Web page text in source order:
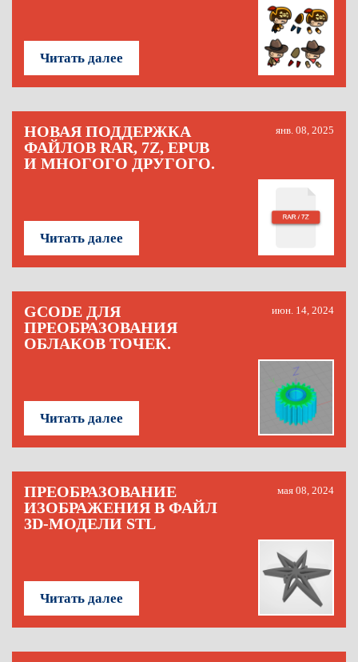
Читать далее
НОВАЯ ПОДДЕРЖКА
ФАЙЛОВ RAR, 7Z, EPUB
И МНОГОГО ДРУГОГО.
янв. 08, 2025
Читать далее
GCODE ДЛЯ
ПРЕОБРАЗОВАНИЯ
ОБЛАКОВ ТОЧЕК.
июн. 14, 2024
Читать далее
ПРЕОБРАЗОВАНИЕ
ИЗОБРАЖЕНИЯ В ФАЙЛ
3D-МОДЕЛИ STL
мая 08, 2024
Читать далее